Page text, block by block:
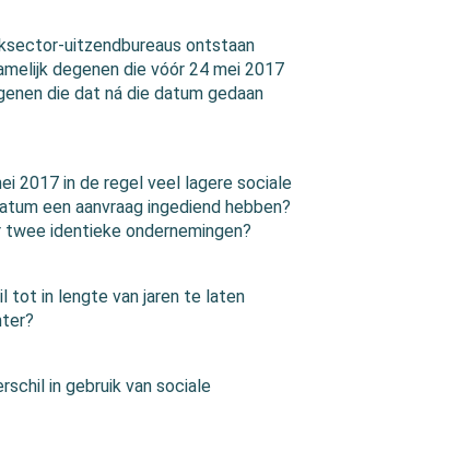
uitzendbureaus ontstaan
degenen die vóór 24 mei 2017
die dat ná die datum gedaan
2017 in de regel veel lagere sociale
een aanvraag ingediend hebben?
identieke ondernemingen?
tot in lengte van jaren te laten
in gebruik van sociale